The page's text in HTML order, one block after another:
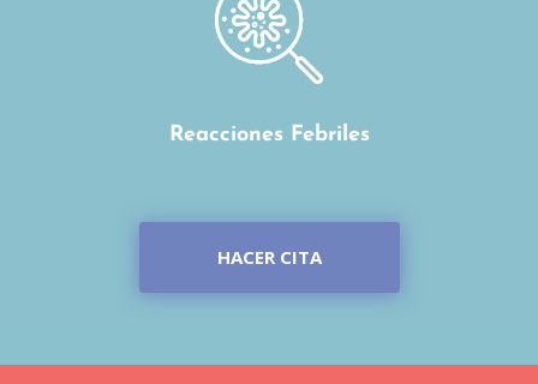
Reacciones Febriles
HACER CITA